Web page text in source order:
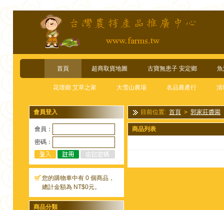
首頁 超商取貨地圖 古寶無患子 安定鄉
花壇鄉 艾草之家 大雪山農場 名品農產行 清
會員登入
會員：
密碼：
您的購物車中有 0 個商品，
總計金額為 NT$0元。
商品分類
目前位置: 首頁 > 郭家莊醬園
商品列表